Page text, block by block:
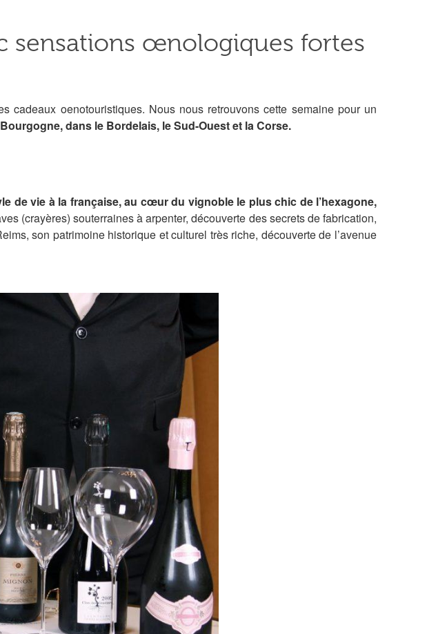
sensations œnologiques fortes
cadeaux oenotouristiques. Nous nous retrouvons cette semaine pour un
dans le Bordelais, le Sud-Ouest et la Corse.
de vie à la française, au cœurdu vignoble le plus chic de l’hexagone,
(crayères) souterraines à arpenter, découverte des secrets de fabrication,
son patrimoine historique et culturel très riche, découverte de l’avenue